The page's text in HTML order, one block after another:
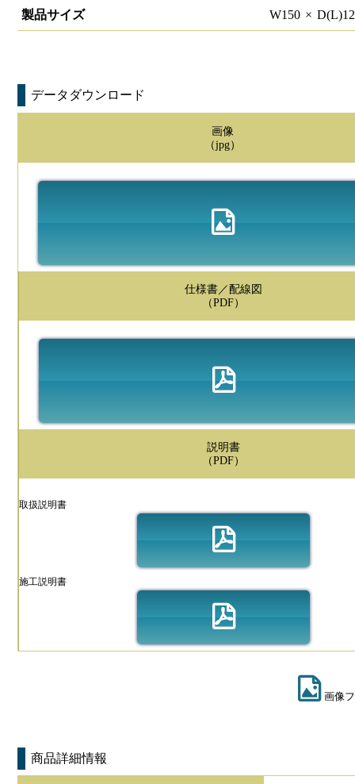
製品サイズ W150 × D(L)
データダウンロード
画像
（jpg）
仕様書／配線図
（PDF）
説明書
（PDF）
取扱説明書
施工説明書
画像
商品詳細情報